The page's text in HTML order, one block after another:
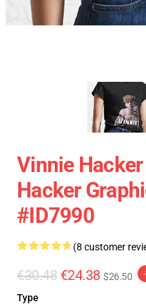
Vinnie
Hacker
#ID7990
(8 customer
€30.48 €24.38 $26.50
Type